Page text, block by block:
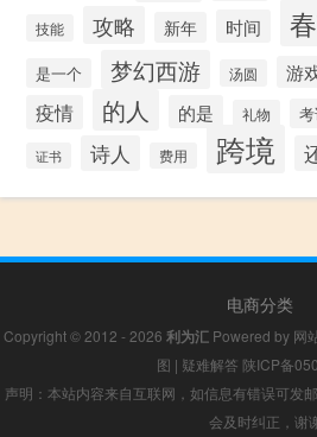
技能 攻略 新年 时间
是一个 梦幻西游 汤圆 游
疫情 的人 的是 礼物
证书 诗人 费用 跨境
电商分类
Copyright © 2012 - 2026 利为汇 Powered by 网
图 | 疑难解答 陕ICP备
声明：本站内容来自互联网，如信息有错误可发
会及时纠正，谢